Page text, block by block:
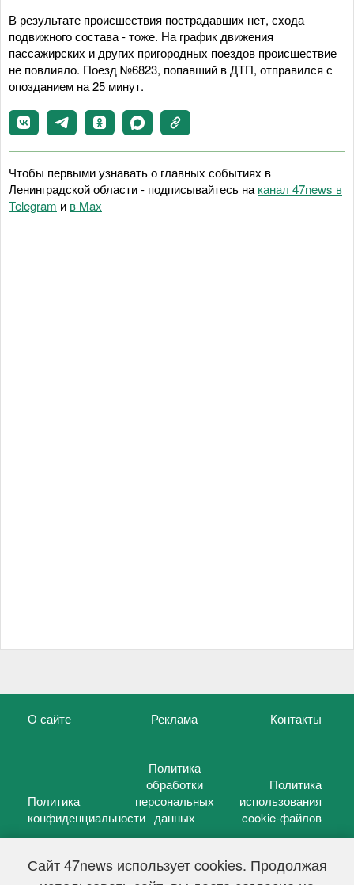
Сайт 47news использует cookies. Продолжая
В результате происшествия пострадавших нет, схода
подвижного состава - тоже. На график движения
пассажирских и других пригородных поездов происшествие
не повлияло. Поезд №6823, попавший в ДТП, отправился с
опозданием на 25 минут.
Чтобы первыми узнавать о главных событиях в
Ленинградской области - подписывайтесь на канал 47news в
Telegram и в Maх
О сайте Реклама Контакты
Политика
конфиденциальности
Политика
обработки
персональных
данных
Политика
использования
cookie-файлов